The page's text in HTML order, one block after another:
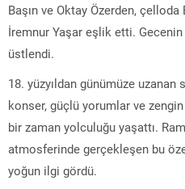
Başın ve Oktay Özerden,
İremnur Yaşar eşlik etti.
üstlendi.
18. yüzyıldan günümüze
konser, güçlü yorumlar ve
bir zaman yolculuğu yaşattı.
atmosferinde gerçekleşen bu
yoğun ilgi gördü.